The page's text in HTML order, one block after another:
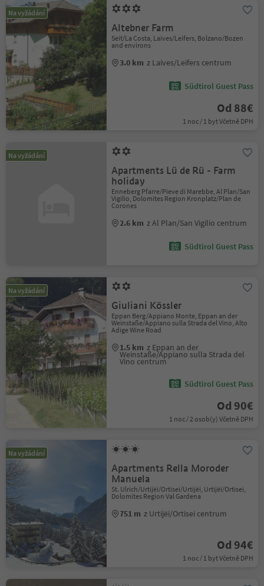
Na vyžádání
Altebner Farm
Seit/La Costa, Laives/Leifers, Bolzano/Bozen
and environs
3.0 km z Laives/Leifers centrum
Südtirol Guest Pass
Od 88€
1 noc / 1 byt Včetně DPH
Na vyžádání
Apartments Lü de Rü - Farm
holiday
Enneberg Pfarre/Pieve di Marebbe, Al Plan/San
Vigilio, Dolomites Region Kronplatz/Plan de
Corones
2.6 km z Al Plan/San Vigilio centrum
Südtirol Guest Pass
Na vyžádání
Giuliani Kössler
Eppan Berg/Appiano Monte, Eppan an der
Weinstaße/Appiano sulla Strada del Vino, Alto
Adige Wine Road
1.5 km z Eppan an der
Weinstaße/Appiano sulla Strada del
Vino centrum
Südtirol Guest Pass
Od 90€
1 noc / 2 osob(y) Včetně DPH
Na vyžádání
Apartments Rella Moroder
Manuela
St. Ulrich/Urtijëi/Ortisei/Urtijëi, Urtijëi/Ortisei,
Dolomites Region Val Gardena
751 m z Urtijëi/Ortisei centrum
Od 94€
1 noc / 1 byt Včetně DPH